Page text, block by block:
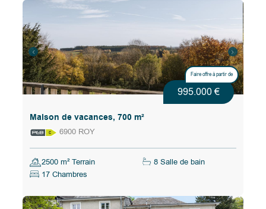
Faire offre à partir de
995.000 €
Maison de vacances, 700 m²
6900 ROY
2500 m² Terrain
8 Salle de bain
17 Chambres